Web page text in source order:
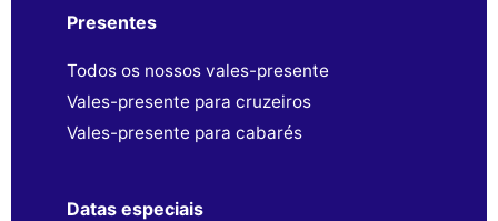
Presentes
Todos os nossos vales-presente
Vales-presente para cruzeiros
Vales-presente para cabarés
Datas especiais